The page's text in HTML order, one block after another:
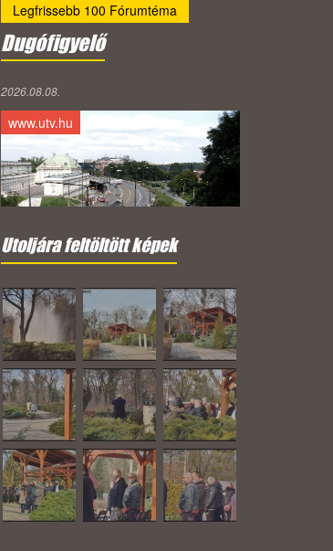
Legfrissebb 100 Fórumtéma
Dugófigyelő
2026.08.08.
www.utv.hu
Utoljára feltöltött képek